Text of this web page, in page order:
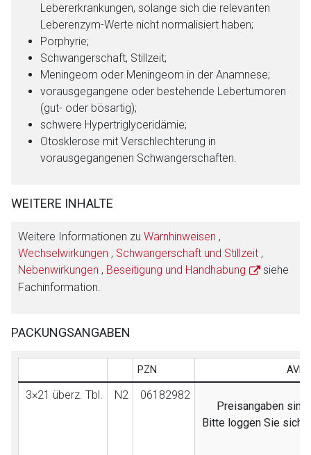
Lebererkrankungen, solange sich die relevanten
Leberenzym-Werte nicht normalisiert haben;
Porphyrie;
Schwangerschaft, Stillzeit;
Meningeom oder Meningeom in der Anamnese;
vorausgegangene oder bestehende Lebertumoren
(gut- oder bösartig);
schwere Hypertriglyceridämie;
Otosklerose mit Verschlechterung in
vorausgegangenen Schwangerschaften.
WEITERE INHALTE
Weitere Informationen zu Warnhinweisen ,
Wechselwirkungen , Schwangerschaft und Stillzeit ,
Nebenwirkungen , Beseitigung und Handhabung
siehe
Fachinformation.
PACKUNGSANGABEN
PZN AVP
3×21 überz. Tbl. N2
06182982
Preisangaben sind
Bitte loggen Sie sich